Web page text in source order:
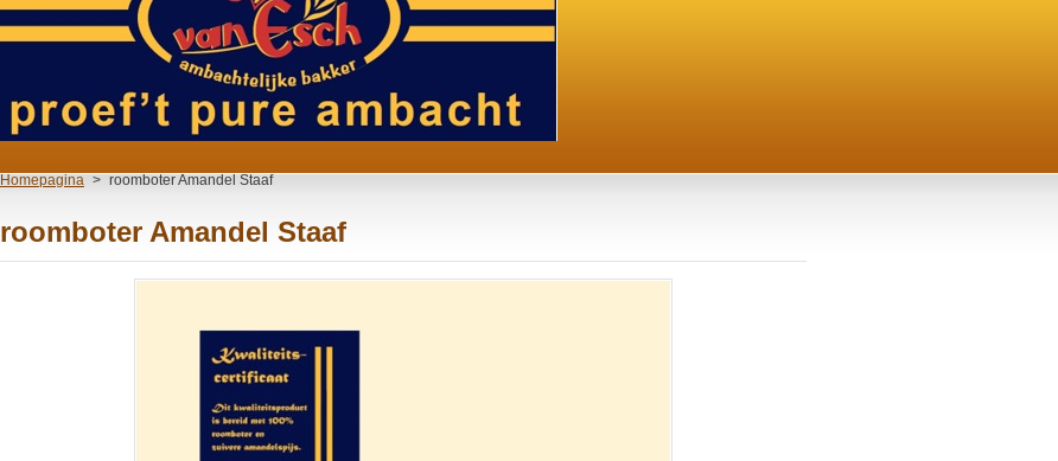
Homepagina > roomboter Amandel Staaf
roomboter Amandel Staaf